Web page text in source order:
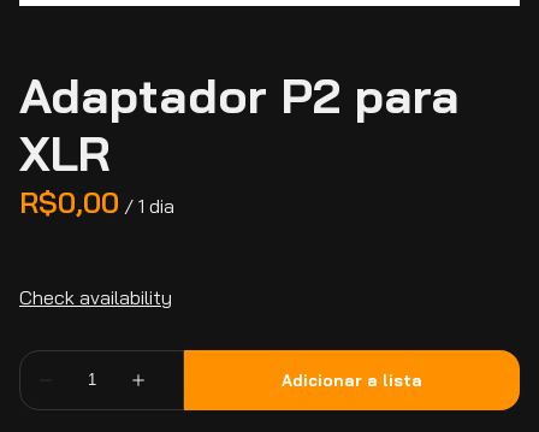
Adaptador P2 para
XLR
/